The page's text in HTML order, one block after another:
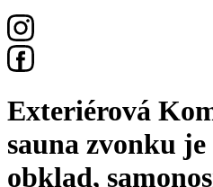
Exteriérová
sauna zvonku
obklad,